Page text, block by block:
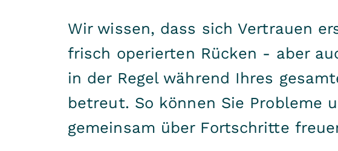
Wir wissen, dass sich Vertrauen
frisch operierten Rücken - aber
in der Regel während Ihres
betreut. So können Sie Probleme
gemeinsam über Fortschritte